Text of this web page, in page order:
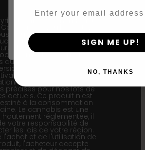
2011 - 2026 Humboldt
| *Veuillez noter
pouvez recevoir un colis
une génération filiale
(F1…) ou une génération
(Bx…), mais les
qu'il contient représentent
la plus récente du
et les informations
affichées ici sont
précises pour nos lots de
actuels. Ce produit n'est
à la consommation
Le cannabis est une
hautement réglementée, il
votre responsabilité de
les lois de votre région.
l'achat et de l'utilisation de
l'acheteur accepte
By clicking AGREE & ENTER, you
SIGN ME UP!
NO, THANKS